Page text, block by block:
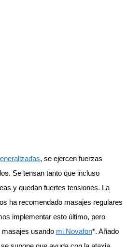
, se ejercen fuerzas
Se tensan tanto que incluso
y quedan fuertes tensiones. La
ha recomendado masajes regulares
implementar esto último, pero
usando mi Novafon*. Añado